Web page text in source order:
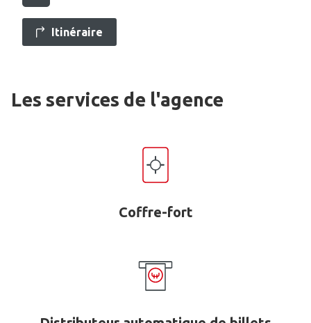
Itinéraire
Les services de l'agence
Coffre-fort